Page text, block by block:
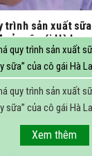
trình sản xuất
của cô gái Hà Lan
quy trình sản xuất
sữa” của cô gái Hà
quy trình sản xuất
sữa” của cô gái Hà
Ngành sữa hướng tới
năm 2025
Xem thêm